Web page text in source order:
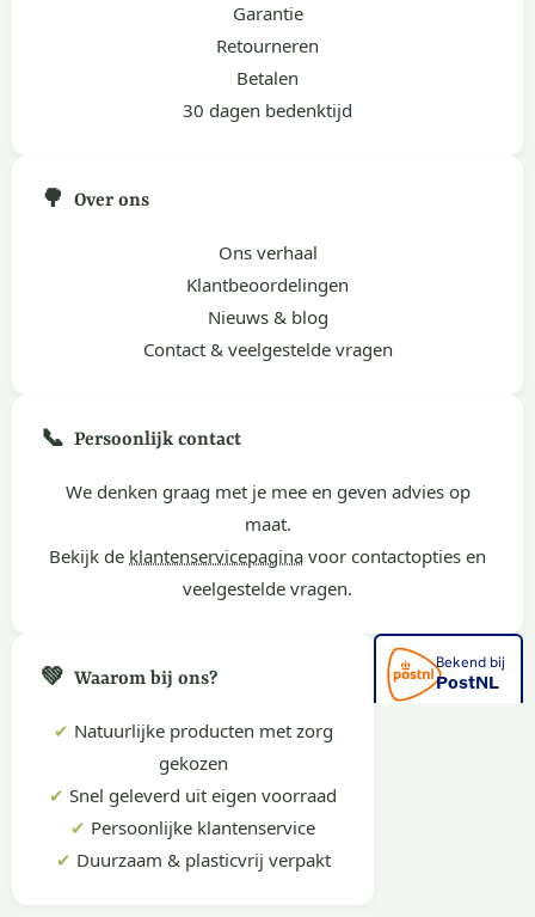
Garantie
Retourneren
Betalen
30 dagen bedenktijd
🌳 Over ons
Ons verhaal
Klantbeoordelingen
Nieuws & blog
Contact & veelgestelde vragen
📞 Persoonlijk contact
We denken graag met je mee en geven advies op
maat.
Bekijk de klantenservicepagina voor contactopties en
veelgestelde vragen.
💚 Waarom bij ons?
✔ Natuurlijke producten met zorg
gekozen
✔ Snel geleverd uit eigen voorraad
✔ Persoonlijke klantenservice
✔ Duurzaam & plasticvrij verpakt